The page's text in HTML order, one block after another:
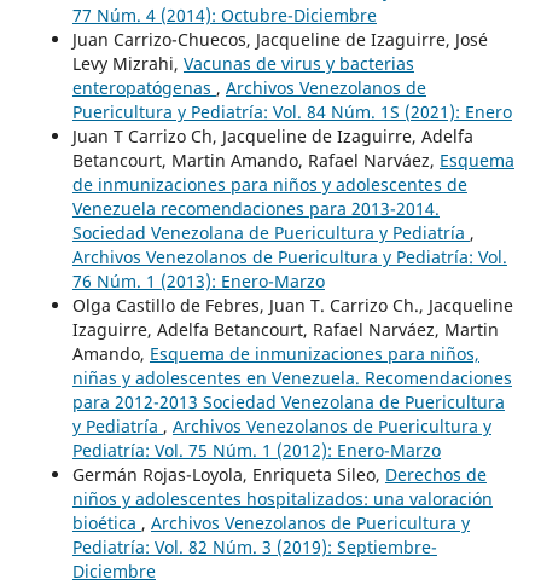
77 Núm. 4 (2014): Octubre-Diciembre
Juan Carrizo-Chuecos, Jacqueline de Izaguirre, José
Levy Mizrahi, Vacunas de virus y bacterias
enteropatógenas , Archivos Venezolanos de
Puericultura y Pediatría: Vol. 84 Núm. 1S (2021): Enero
Juan T Carrizo Ch, Jacqueline de Izaguirre, Adelfa
Betancourt, Martin Amando, Rafael Narváez, Esquema
de inmunizaciones para niños y adolescentes de
Venezuela recomendaciones para 2013-2014.
Sociedad Venezolana de Puericultura y Pediatría ,
Archivos Venezolanos de Puericultura y Pediatría: Vol.
76 Núm. 1 (2013): Enero-Marzo
Olga Castillo de Febres, Juan T. Carrizo Ch., Jacqueline
Izaguirre, Adelfa Betancourt, Rafael Narváez, Martin
Amando, Esquema de inmunizaciones para niños,
niñas y adolescentes en Venezuela. Recomendaciones
para 2012-2013 Sociedad Venezolana de Puericultura
y Pediatría , Archivos Venezolanos de Puericultura y
Pediatría: Vol. 75 Núm. 1 (2012): Enero-Marzo
Germán Rojas-Loyola, Enriqueta Sileo, Derechos de
niños y adolescentes hospitalizados: una valoración
bioética , Archivos Venezolanos de Puericultura y
Pediatría: Vol. 82 Núm. 3 (2019): Septiembre-
Diciembre